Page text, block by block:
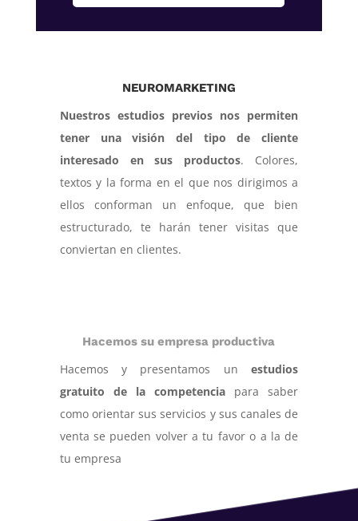
NEUROMARKETING
Nuestros estudios previos nos permiten
tener una visión del tipo de cliente
interesado en sus productos. Colores,
textos y la forma en el que nos dirigimos a
ellos conforman un enfoque, que bien
estructurado, te harán tener visitas que
conviertan en clientes.
Hacemos su empresa productiva
Hacemos y presentamos unestudios
gratuito de la competencia para saber
como orientar sus servicios y sus canales de
venta se pueden volver a tu favor o a la de
tu empresa